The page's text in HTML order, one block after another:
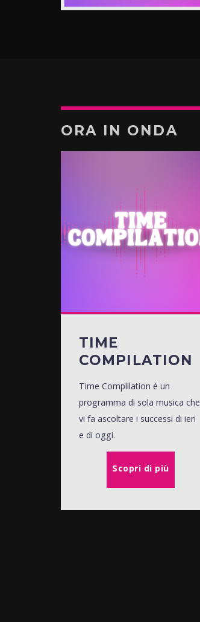
ORA IN ONDA
TIME
COMPILATION
Time Complilation è un
programma di sola musica che
vi fa ascoltare i successi di ieri
e di oggi.
Scopri di più